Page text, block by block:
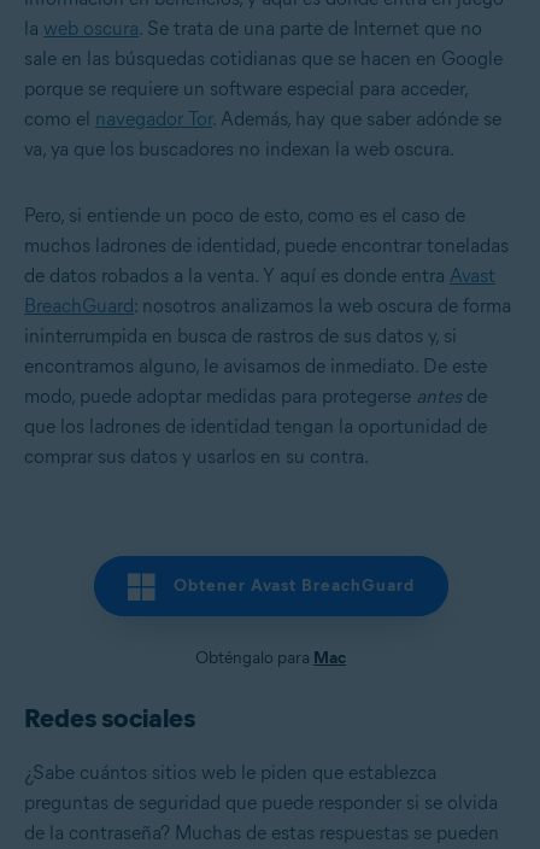
la web oscura. Se trata de una parte de Internet que no
sale en las búsquedas cotidianas que se hacen en Google
porque se requiere un software especial para acceder,
como el navegador Tor. Además, hay que saber adónde se
va, ya que los buscadores no indexan la web oscura.
Pero, si entiende un poco de esto, como es el caso de
muchos ladrones de identidad, puede encontrar toneladas
de datos robados a la venta. Y aquí es donde entra Avast
BreachGuard: nosotros analizamos la web oscura de forma
ininterrumpida en busca de rastros de sus datos y, si
encontramos alguno, le avisamos de inmediato. De este
modo, puede adoptar medidas para protegerse antesde
que los ladrones de identidad tengan la oportunidad de
comprar sus datos y usarlos en su contra.
Obtener Avast BreachGuard
Obténgalo para Mac
Redes sociales
¿Sabe cuántos sitios web le piden que establezca
preguntas de seguridad que puede responder si se olvida
de la contraseña? Muchas de estas respuestas se pueden